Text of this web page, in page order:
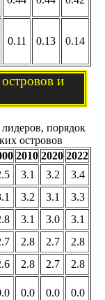
0.11 0.13 0.14
и
порядок
островов
2010 2020 2022
3.1 3.2
3.4
3.2 3.1
3.3
3.1 3.0
3.1
2.8 2.7
2.8
2.8 2.7
2.8
0.0 0.0 0.0